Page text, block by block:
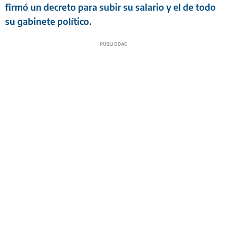
firmó un decreto para subir su salario y el de todo
su gabinete político.